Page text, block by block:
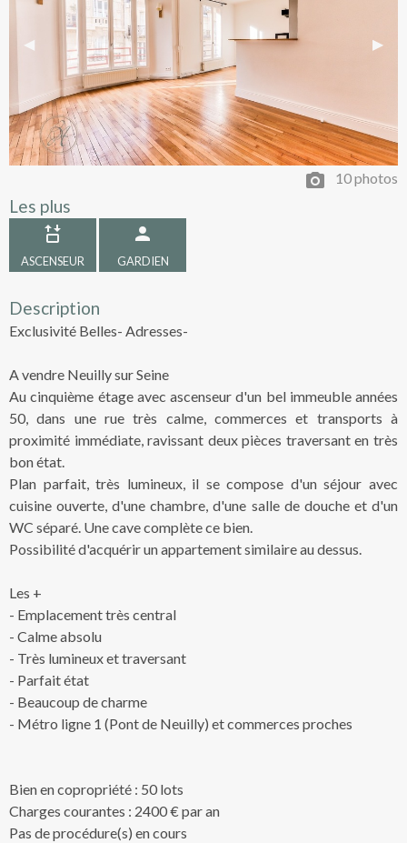
Previous Slide
◀︎ Next
▶︎
10 photos
Les plus
ASCENSEUR GARDIEN
Description
Exclusivité Belles- Adresses-
A vendre Neuilly sur Seine
Au cinquième étage avec ascenseur d'un bel immeuble années
50, dans une rue très calme, commerces et transports à
proximité immédiate, ravissant deux pièces traversant en très
bon état.
Plan parfait, très lumineux, il se compose d'un séjour avec
cuisine ouverte, d'une chambre, d'une salle de douche et d'un
WC séparé. Une cave complète ce bien.
Possibilité d'acquérir un appartement similaire au dessus.
Les +
- Emplacement très central
- Calme absolu
- Très lumineux et traversant
- Parfait état
- Beaucoup de charme
- Métro ligne 1 (Pont de Neuilly) et commerces proches
Bien en copropriété : 50 lots
Charges courantes : 2400 € par an
Pas de procédure(s) en cours